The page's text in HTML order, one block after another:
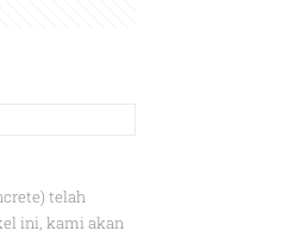
telah
ini, kami akan